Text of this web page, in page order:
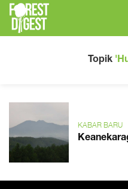
Topik
KABAR BARU